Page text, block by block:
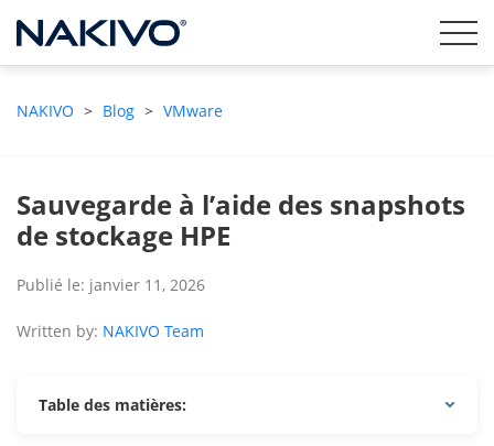
NAKIVO > Blog > VMware
Sauvegarde à l’aide des snapshots
de stockage HPE
Publié le: janvier 11, 2026
Written by: NAKIVO Team
Table des matières: